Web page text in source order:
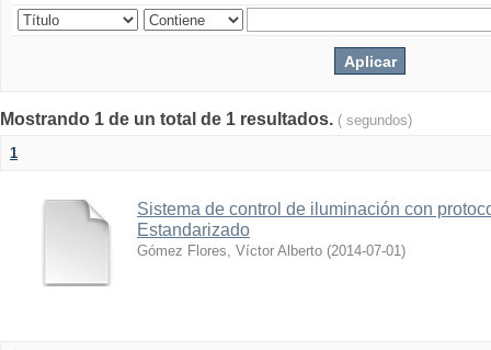
Mostrando 1 de un total de 1 resultados. ( segundos)
1
Sistema de control de iluminación con
Estandarizado
Gómez Flores, Víctor Alberto (2014-07-01)